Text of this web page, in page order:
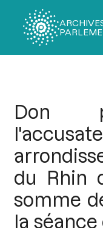
Don
du Rhin
somme
la